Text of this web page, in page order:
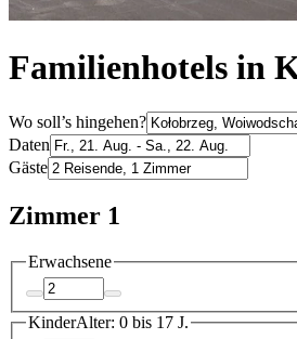
Familienhotels in
Wo soll’s hingehen?
Daten
Gäste
Zimmer 1
Erwachsene
KinderAlter: 0 bis 17 J.